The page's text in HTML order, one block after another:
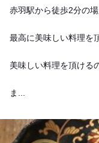
赤羽駅から徒歩2分の
最高に美味しい料理を
美味しい料理を頂ける
ま...